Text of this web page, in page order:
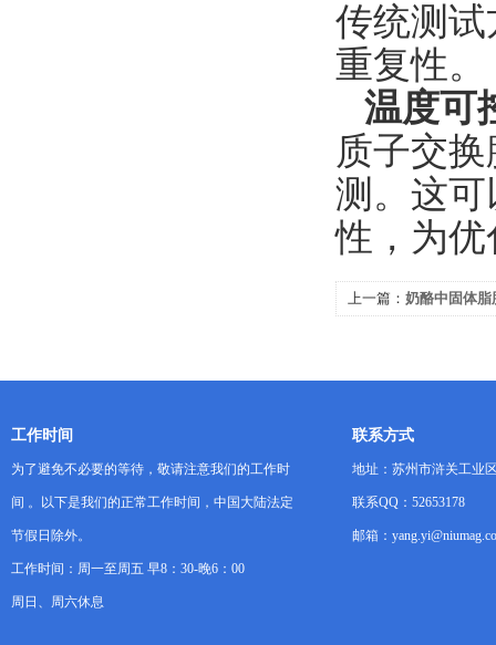
传统测
重复性。
温度可
质子交
测。这
性，为
上一篇： 奶酪中固体脂
工作时间
为了避免不必要的等待，敬请注意我们的工作时
间 。以下是我们的正常工作时间，中国大陆法定
节假日除外。
工作时间：周一至周五 早8：30-晚6：00
周日、周六休息
联系方式
地址：苏州市浒关工业
联系QQ：52653178
邮箱：